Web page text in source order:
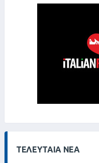
ΤΕΛΕΥΤΑΊΑ ΝΈΑ